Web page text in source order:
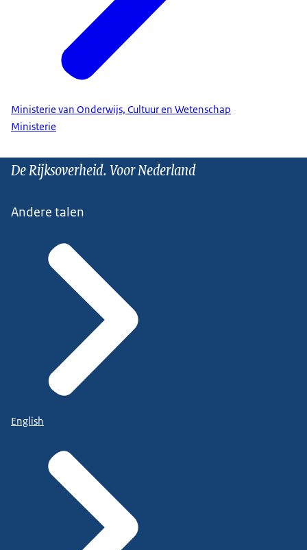
Ministerie van Onderwijs, Cultuur en Wetenschap
Ministerie
De Rijksoverheid. Voor Nederland
Andere talen
English